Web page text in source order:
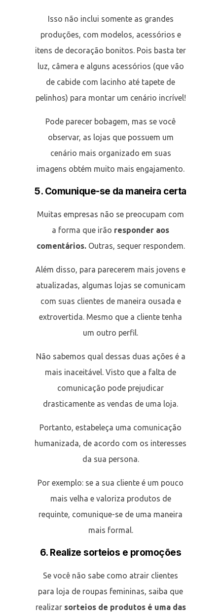
Isso não inclui somente as grandes
produções, com modelos, acessórios e
itens de decoração bonitos. Pois basta ter
luz, câmera e alguns acessórios (que vão
de cabide com lacinho até tapete de
pelinhos) para montar um cenário incrível!
Pode parecer bobagem, mas se você
observar, as lojas que possuem um
cenário mais organizado em suas
imagens obtém muito mais engajamento.
5. Comunique-se da maneira certa
Muitas empresas não se preocupam com
a forma que irão responder aos
comentários. Outras, sequer respondem.
Além disso, para parecerem mais jovens e
atualizadas, algumas lojas se comunicam
com suas clientes de maneira ousada e
extrovertida. Mesmo que a cliente tenha
um outro perfil.
Não sabemos qual dessas duas ações é a
mais inaceitável. Visto que a falta de
comunicação pode prejudicar
drasticamente as vendas de uma loja.
Portanto, estabeleça uma comunicação
humanizada, de acordo com os interesses
da sua persona.
Por exemplo: se a sua cliente é um pouco
mais velha e valoriza produtos de
requinte, comunique-se de uma maneira
mais formal.
6. Realize sorteios e promoções
Se você não sabe como atrair clientes
para loja de roupas femininas, saiba que
realizar sorteios de produtos é uma das